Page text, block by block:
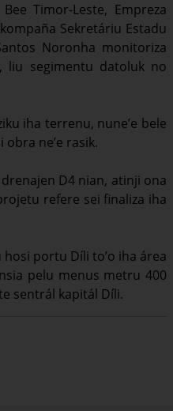
Bee Timor-Leste, Empreza
Sekretáriu Estadu
Noronha monitoriza
liu segimentu datoluk no
iha terrenu, nune’e bele
ne’e rasik.
D4 nian, atinji ona
refere sei finaliza iha
portu Díli to’o iha área
pelu menus metru 400
sentrál kapitál Díli.